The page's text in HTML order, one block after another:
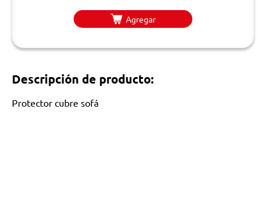
Agregar
Descripción de producto:
Protector cubre sofá